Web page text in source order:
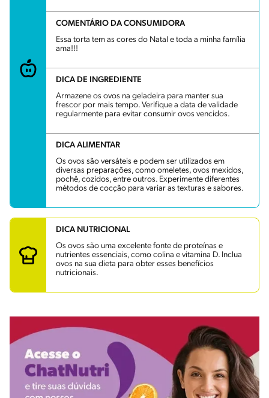
COMENTÁRIO DA CONSUMIDORA
Essa torta tem as cores do Natal e toda a minha família
ama!!!
DICA DE INGREDIENTE
Armazene os ovos na geladeira para manter sua
frescor por mais tempo. Verifique a data de validade
regularmente para evitar consumir ovos vencidos.
DICA ALIMENTAR
Os ovos são versáteis e podem ser utilizados em
diversas preparações, como omeletes, ovos mexidos,
pochê, cozidos, entre outros. Experimente diferentes
métodos de cocção para variar as texturas e sabores.
DICA NUTRICIONAL
Os ovos são uma excelente fonte de proteínas e
nutrientes essenciais, como colina e vitamina D. Inclua
ovos na sua dieta para obter esses benefícios
nutricionais.